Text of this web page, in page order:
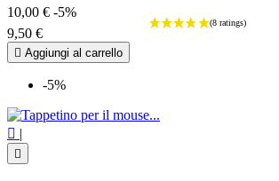
10,00 € -5%
9,50 €
 Aggiungi al carrello
-5%
 |
